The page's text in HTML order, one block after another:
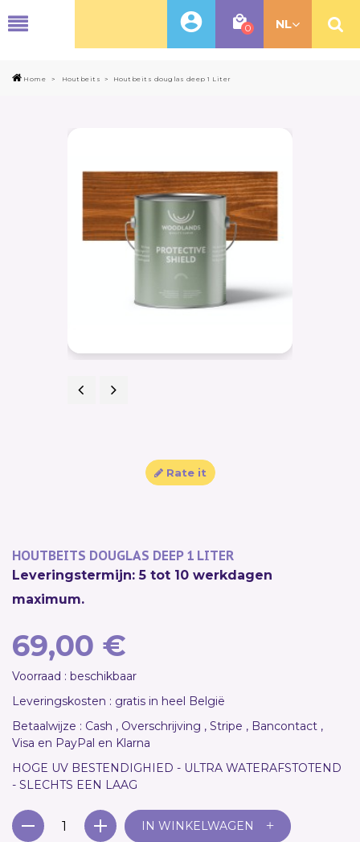
0 NL
Home > Houtbeits > Houtbeits douglas deep 1 Liter
Rate it
HOUTBEITS DOUGLAS DEEP 1 LITER
Leveringstermijn: 5 tot 10 werkdagen
maximum.
69,00 €
Voorraad : beschikbaar
Leveringskosten : gratis in heel België
Betaalwijze : Cash , Overschrijving , Stripe , Bancontact ,
Visa en PayPal en Klarna
HOGE UV BESTENDIGHIED - ULTRA WATERAFSTOTEND
- SLECHTS EEN LAAG
IN WINKELWAGEN +